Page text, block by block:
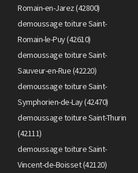
Romain-en-Jarez (42800)
demoussage toiture Saint-
Romain-le-Puy (42610)
demoussage toiture Saint-
Sauveur-en-Rue (42220)
demoussage toiture Saint-
Symphorien-de-Lay (42470)
demoussage toiture Saint-Thurin
(42111)
demoussage toiture Saint-
Vincent-de-Boisset (42120)